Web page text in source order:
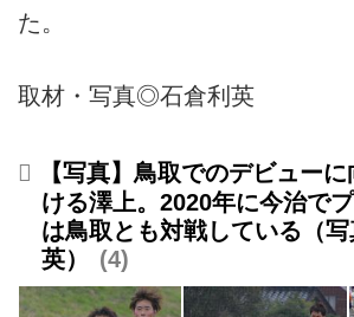
た。
取材・写真◎石倉利英
【写真】鳥取でのデビュー
ける澤上。2020年に今治で
は鳥取とも対戦している（
英）
4